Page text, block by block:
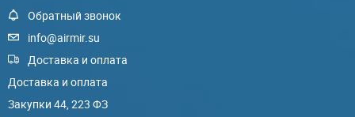
Обратный звонок
info@airmir.su
Доставка и оплата
Доставка и оплата
Закупки 44, 223 ФЗ